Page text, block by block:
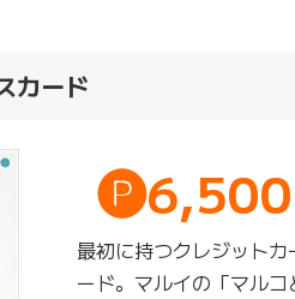
カード
🅟6,500
最初に持つクレジット
ード。マルイの「マル